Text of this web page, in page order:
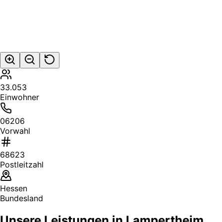
33.053
Einwohner
06206
Vorwahl
68623
Postleitzahl
Hessen
Bundesland